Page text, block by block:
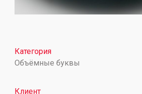
Категория
Объёмные буквы
Клиент